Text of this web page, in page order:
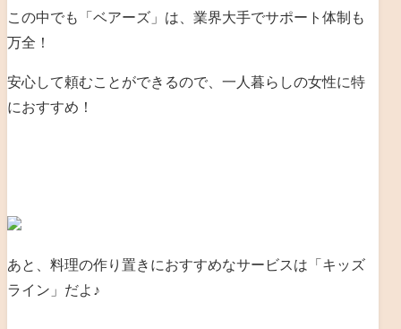
この中でも「ベアーズ」は、業界大手でサポート体制も
万全！
安心して頼むことができるので、一人暮らしの女性に特
におすすめ！
あと、料理の作り置きにおすすめなサービスは「キッズ
ライン」だよ♪